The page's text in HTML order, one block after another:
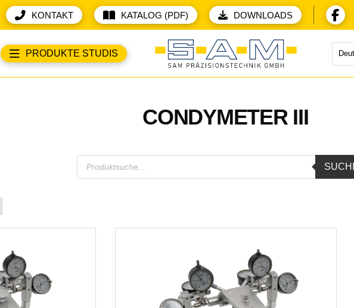
KONTAKT KATALOG (PDF) DOWNLOADS
PRODUKTE STUDIS
CONDYMETER III
Products